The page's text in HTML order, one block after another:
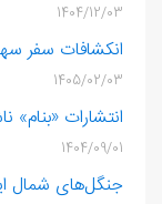
1404/12/03
انکشافات سفر
1405/02/03
انتشارات «بنام»
1404/09/01
جنگل‌های شمال